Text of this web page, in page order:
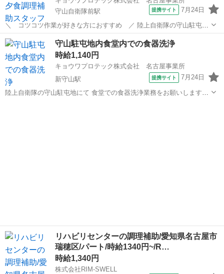
守山自衛隊前駅
提携サイト 7月24日
＼ コツコツ作業が好きな方におすすめ ／ 陸上自衛隊の守山駐屯地
内の食堂にて 調理師さんのサポートをお願いします。 ◆詳しくは…
朝食または夕食の ・調理補助作業 (煮込みや焼き、茹で、炒める、
蒸す、揚げる、レトルト...
愛知 名古屋市 守山自衛隊前駅 その他
守山駐屯地内食堂内での食器洗浄
時給1,140円
キョウワプロテック株式会社 名古屋事業所
新守山駅
提携サイト 7月24日
陸上自衛隊の守山駐屯地にて 食堂での食器洗浄業務をお願いします。
リハビリセンターの調理補助/愛知県名古屋市
瑞穂区/パート/時給1340円~/R…
時給1,340円
株式会社RIM-SWELL